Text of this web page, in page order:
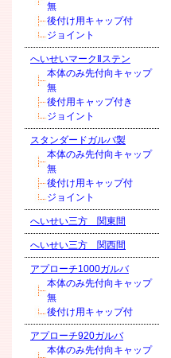
無
後付け用キャップ付
ジョイント
へいせいマークⅡステン
本体のみ先付向キャップ
無
後付用キャップ付き
ジョイント
スタンダードガルバ製
本体のみ先付向キャップ
無
後付け用キャップ付
ジョイント
へいせい三方 関東間
へいせい三方 関西間
アプローチ1000ガルバ
本体のみ先付向キャップ
無
後付け用キャップ付
アプローチ920ガルバ
本体のみ先付向キャップ